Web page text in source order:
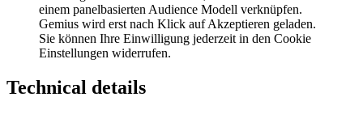
einem panelbasierten Audience Modell verknüpfen.
Gemius wird erst nach Klick auf Akzeptieren geladen.
Sie können Ihre Einwilligung jederzeit in den Cookie
Einstellungen widerrufen.
Technical details